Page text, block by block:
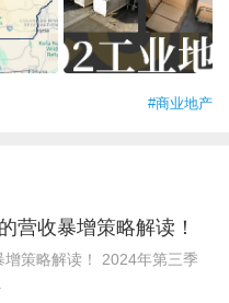
#商业地产
营收暴增策略解读！
策略解读！ 2024年第三季